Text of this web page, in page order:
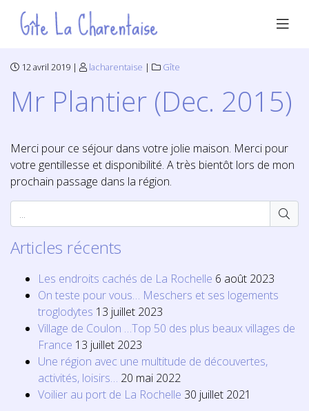
12 avril 2019 | lacharentaise | Gîte
Mr Plantier (Dec. 2015)
Merci pour ce séjour dans votre jolie maison. Merci pour
votre gentillesse et disponibilité. A très bientôt lors de mon
prochain passage dans la région.
Articles récents
Les endroits cachés de La Rochelle 6 août 2023
On teste pour vous… Meschers et ses logements
troglodytes 13 juillet 2023
Village de Coulon …Top 50 des plus beaux villages de
France 13 juillet 2023
Une région avec une multitude de découvertes,
activités, loisirs… 20 mai 2022
Voilier au port de La Rochelle 30 juillet 2021